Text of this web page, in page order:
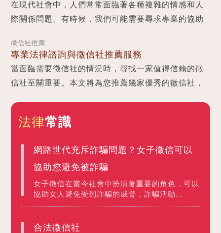
在現代社會中，人們常常面臨著各種複雜的情感和人
際關係問題。有時候，我們可能需要尋求專業的協助
的機構...
徵信社推薦
專業法律諮詢與徵信社推薦服務
當面臨需要徵信社的情況時，尋找一家值得信賴的徵
信社至關重要。本文將為您推薦幾家優秀的徵信社，
法律常識
網路世代充斥詐騙問題？女子徵信可以
協助您避免被詐騙
女子徵信在當今社會中扮演著重要的角色，可以
協助女人避免受到詐騙的威脅，詐騙活動...
合法徵信社